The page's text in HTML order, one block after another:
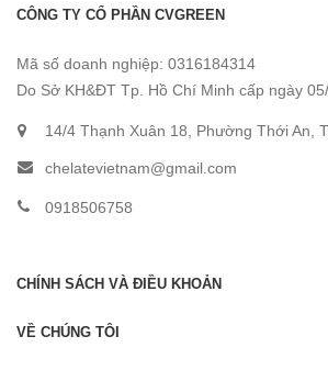
CÔNG TY CỔ PHẦN CVGREEN
Mã số doanh nghiệp: 0316184314
Do Sở KH&ĐT Tp. Hồ Chí Minh cấp ngày
14/4 Thạnh Xuân 18, Phường Thới An,
chelatevietnam@gmail.com
0918506758
CHÍNH SÁCH VÀ ĐIỀU KHOẢN
VỀ CHÚNG TÔI